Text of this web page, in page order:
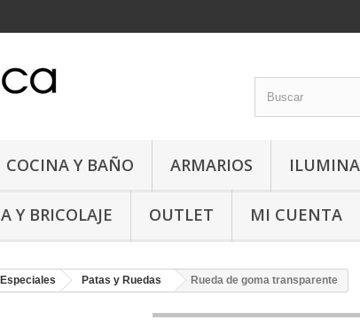
COCINA Y BAÑO ARMARIOS
Y BRICOLAJE OUTLET MI CUENTA
Patas y Ruedas Rueda de goma transparente